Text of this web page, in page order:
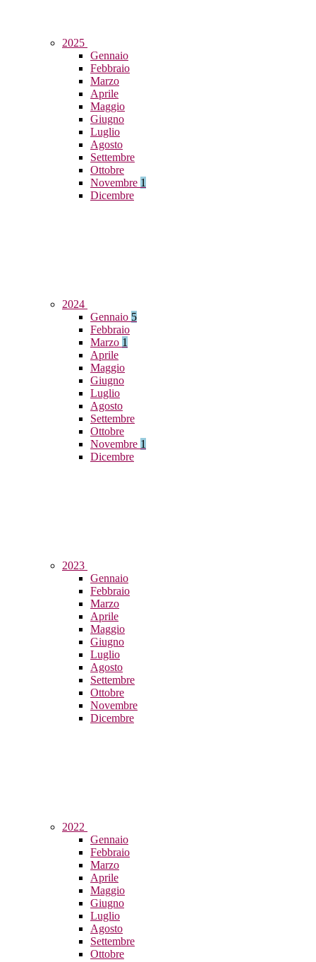
2025
Gennaio
Febbraio
Marzo
Aprile
Maggio
Giugno
Luglio
Agosto
Settembre
Ottobre
Novembre 1
Dicembre
2024
Gennaio 5
Febbraio
Marzo 1
Aprile
Maggio
Giugno
Luglio
Agosto
Settembre
Ottobre
Novembre 1
Dicembre
2023
Gennaio
Febbraio
Marzo
Aprile
Maggio
Giugno
Luglio
Agosto
Settembre
Ottobre
Novembre
Dicembre
2022
Gennaio
Febbraio
Marzo
Aprile
Maggio
Giugno
Luglio
Agosto
Settembre
Ottobre